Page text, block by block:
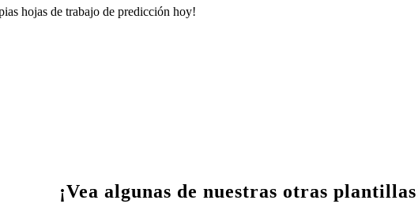
hojas de trabajo de predicción hoy!
¡Vea algunas de nuestras otras